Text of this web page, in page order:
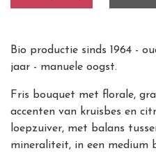
Bio productie sinds 1964 -
jaar - manuele oogst.
Fris bouquet met florale,
accenten van kruisbes en
loepzuiver, met balans
mineraliteit, in een medium